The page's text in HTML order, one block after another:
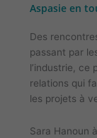
Aspasie en
Des
passant par
l’industrie, ce
relations qui
les projets à
Sara Hanoun